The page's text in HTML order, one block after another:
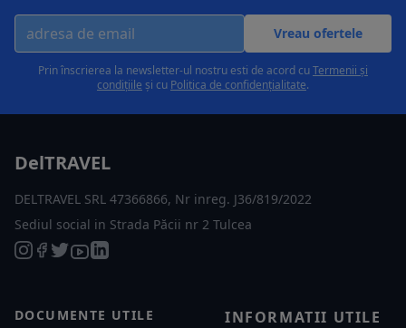
Vreau ofertele
Prin înscrierea la newsletter-ul nostru esti de acord cuTermenii și
condițiile și cu Politica de confidențialitate.
DelTRAVEL
DELTRAVEL SRL 47366866, Nr inreg. J36/819/2022
Sediul social in Strada Păcii nr 2 Tulcea
DOCUMENTE UTILE
INFORMATII UTILE